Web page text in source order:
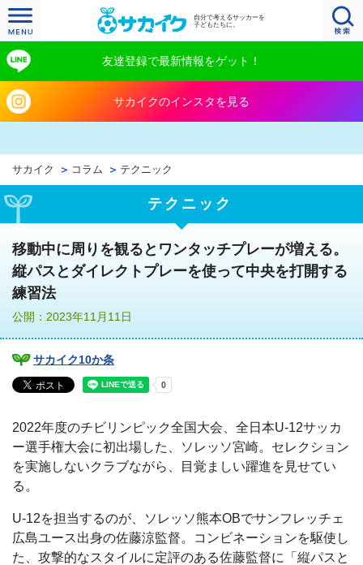
自分で考えるサッカーを
子どもたちに。
友達登録で最新情報をゲット！
サカイクのインスタを見る
サカイク コラム テクニック
テクニック
移動中に周りを観るとワンタッチプレーが増える。
縦パスとダイレクトプレーを使って中央を打開する
練習法
公開：2023年11月11日
サカイク10か条
2022年度のチビリンピック全国大会、全日本U-12サッカ
ー選手権大会に初出場した、ソレッソ宮崎。セレクション
を実施しないクラブながら、目覚ましい躍進を見せてい
る。
U-12を担当するのが、ソレッソ熊本OBでサンフレッチェ
広島ユース出身の佐藤涼監督。コンビネーションを駆使し
た、攻撃的なスタイルに定評のある佐藤監督に「縦パスと